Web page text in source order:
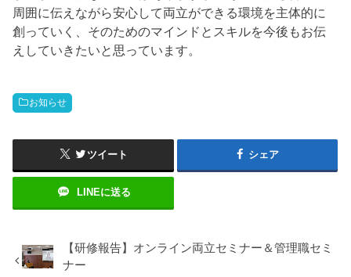
周囲に伝えながら安心して両立ができる環境を主体的に
創っていく、そのためのマインドとスキルを今後もお伝
えしていきたいと思っています。
お知らせ
ツイート シェア
LINEに送る
【研修報告】オンライン両立セミナー＆管理職セミ
ナー